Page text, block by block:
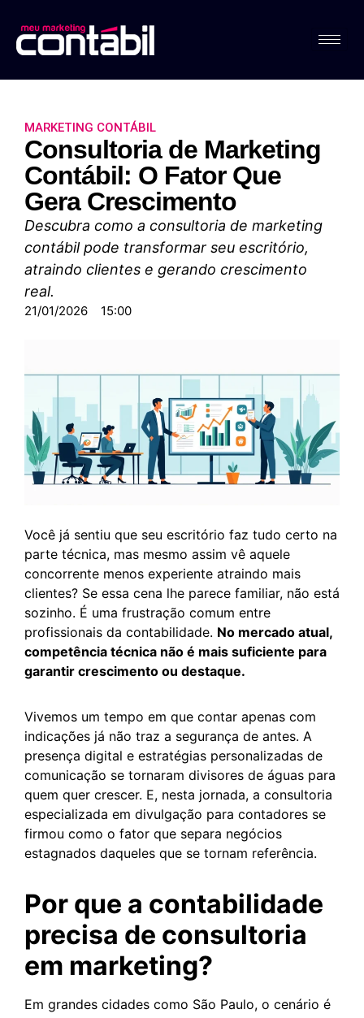
MARKETING CONTÁBIL
Consultoria de Marketing
Contábil: O Fator Que
Gera Crescimento
Descubra como a consultoria de marketing
contábil pode transformar seu escritório,
atraindo clientes e gerando crescimento
real.
21/01/2026 15:00
Você já sentiu que seu escritório faz tudo certo na
parte técnica, mas mesmo assim vê aquele
concorrente menos experiente atraindo mais
clientes? Se essa cena lhe parece familiar, não está
sozinho. É uma frustração comum entre
profissionais da contabilidade. No mercado atual,
competência técnica não é mais suficiente para
garantir crescimento ou destaque.
Vivemos um tempo em que contar apenas com
indicações já não traz a segurança de antes. A
presença digital e estratégias personalizadas de
comunicação se tornaram divisores de águas para
quem quer crescer. E, nesta jornada, a consultoria
especializada em divulgação para contadores se
firmou como o fator que separa negócios
estagnados daqueles que se tornam referência.
Por que a contabilidade
precisa de consultoria
em marketing?
Em grandes cidades como São Paulo, o cenário é